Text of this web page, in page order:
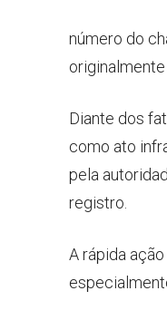
número do
Diante dos
como ato
pela
registro.
A rápida